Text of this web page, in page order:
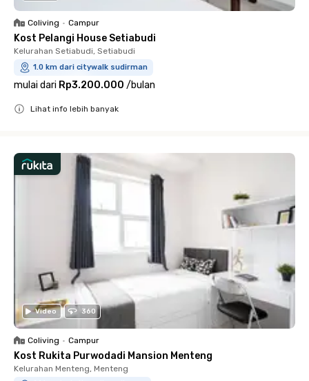
Coliving • Campur
Kost Pelangi House Setiabudi
Kelurahan Setiabudi, Setiabudi
1.0 km dari citywalk sudirman
mulai dari Rp3.200.000 /bulan
Lihat info lebih banyak
Video 360
Coliving • Campur
Kost Rukita Purwodadi Mansion Menteng
Kelurahan Menteng, Menteng